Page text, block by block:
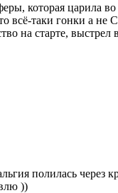
которая царила
всё-таки гонки а
на старте,
полилась через
))